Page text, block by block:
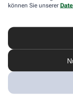
können Sie unserer
Melden Sie
sich Ihren
Apotheke